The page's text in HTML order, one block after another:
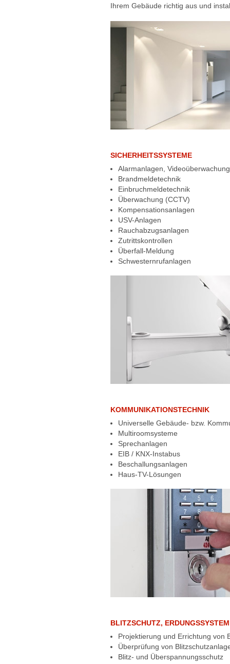
Ihrem Gebäude richtig aus und
SICHERHEITSSYSTEME
Alarmanlagen, Videoüberwachung
Brandmeldetechnik
Einbruchmeldetechnik
Überwachung (CCTV)
Kompensationsanlagen
USV-Anlagen
Rauchabzugsanlagen
Zutrittskontrollen
Überfall-Meldung
Schwesternrufanlagen
KOMMUNIKATIONSTECHNIK
Universelle Gebäude- bzw.
Multiroomsysteme
Sprechanlagen
EIB / KNX-Instabus
Beschallungsanlagen
Haus-TV-Lösungen
BLITZSCHUTZ,
Projektierung und Errichtung von
Überprüfung von
Blitz- und Überspannungsschutz